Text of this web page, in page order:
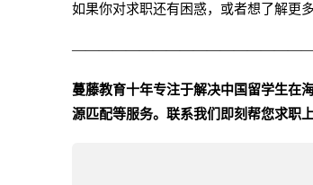
如果你对求职还有困惑，或者想了解更
蔓藤教育十年专注于解决中国留学生在
源匹配等服务。联系我们即刻帮您求职上